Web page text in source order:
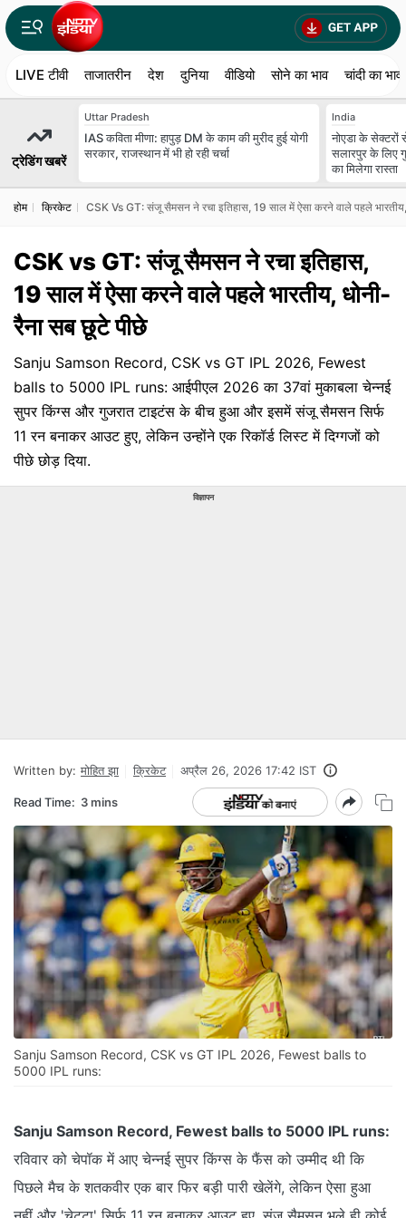
LIVE टीवी ताजातरीन देश दुनिया वीडियो सोने का भाव चांदी का भाव
ट्रेडिंग खबरें
Uttar Pradesh
IAS कविता मीणा: हापुड़ DM के काम की मुरीद हुई योगी
सरकार, राजस्थान में भी हो रही चर्चा
India
नोएडा के सेक्टरों
सलारपुर के लिए
का मिलेगा रास्ता
होम क्रिकेट CSK Vs GT: संजू सैमसन ने रचा इतिहास, 19 साल में ऐसा करने वाले पहले
CSK vs GT: संजू सैमसन ने रचा इतिहास,
19 साल में ऐसा करने वाले पहले भारतीय, धोनी-
रैना सब छूटे पीछे
Sanju Samson Record, CSK vs GT IPL 2026, Fewest
balls to 5000 IPL runs: आईपीएल 2026 का 37वां मुकाबला चेन्नई
सुपर किंग्स और गुजरात टाइटंस के बीच हुआ और इसमें संजू सैमसन सिर्फ
11 रन बनाकर आउट हुए, लेकिन उन्होंने एक रिकॉर्ड लिस्ट में दिग्गजों को
पीछे छोड़ दिया.
विज्ञापन
Written by: मोहित झा क्रिकेट अप्रैल 26, 2026 17:42 IST
Read Time: 3 mins
Sanju Samson Record, CSK vs GT IPL 2026, Fewest balls to
5000 IPL runs:
Sanju Samson Record, Fewest balls to 5000 IPL runs:
रविवार को चेपॉक में आए चेन्नई सुपर किंग्स के फैंस को उम्मीद थी कि
पिछले मैच के शतकवीर एक बार फिर बड़ी पारी खेलेंगे, लेकिन ऐसा हुआ